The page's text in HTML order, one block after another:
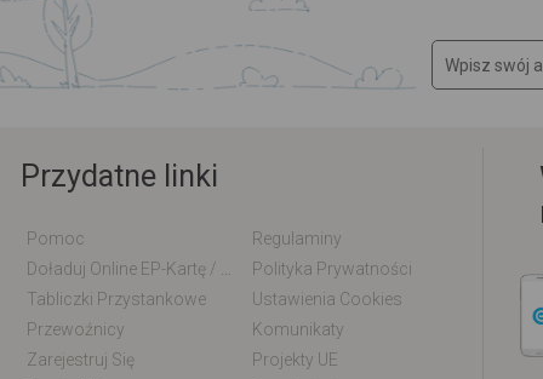
Przydatne linki
Pomoc
Regulaminy
Polityka Prywatności
Tabliczki Przystankowe
Ustawienia Cookies
Przewoźnicy
Komunikaty
Zarejestruj Się
Projekty UE